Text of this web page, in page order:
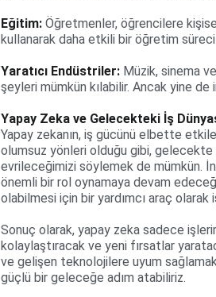
Eğitim: Öğretmenler, öğrencilere
kullanarak daha etkili bir öğretim
Yaratıcı Endüstriler: Müzik, sinema
şeyleri mümkün kılabilir. Ancak yine de
Yapay Zeka ve Gelecekteki İş
Yapay zekanın, iş gücünü elbette
olumsuz yönleri olduğu gibi, gelecekte
evrileceğimizi söylemek de mümkün.
önemli bir rol oynamaya devam
olabilmesi için bir yardımcı araç
Sonuç olarak, yapay zeka sadece
kolaylaştıracak ve yeni fırsatlar
ve gelişen teknolojilere uyum
güçlü bir geleceğe adım atabiliriz.